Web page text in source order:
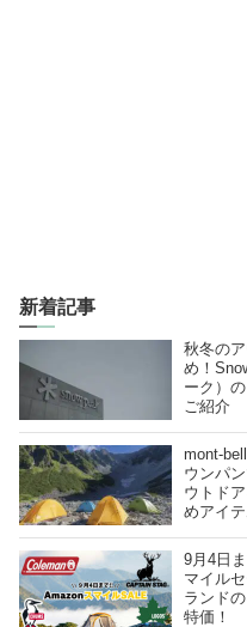
新着記事
秋冬の
め！
ーク）
ご紹介
mont-
ウンパ
ウトド
めアイ
9月4日
マイル
ランド
特価！